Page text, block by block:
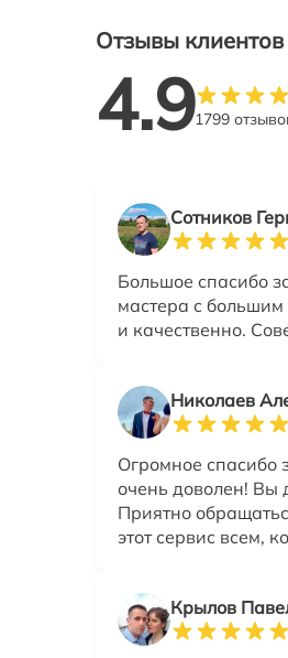
Отзывы клиентов
4.91799
Сотников
Большое спасибо
мастера с
и качественно.
Николаев
Огромное спасибо
очень доволен! Вы
Приятно
этот сервис всем,
Крылов